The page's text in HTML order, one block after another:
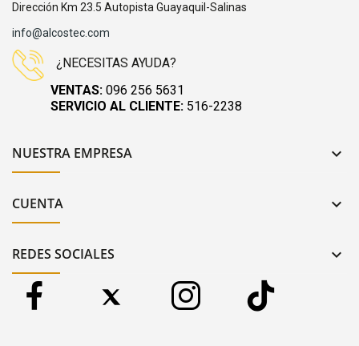
Dirección Km 23.5 Autopista Guayaquil-Salinas
info@alcostec.com
¿NECESITAS AYUDA?
VENTAS: 096 256 5631
SERVICIO AL CLIENTE: 516-2238
NUESTRA EMPRESA 
CUENTA 
REDES SOCIALES 